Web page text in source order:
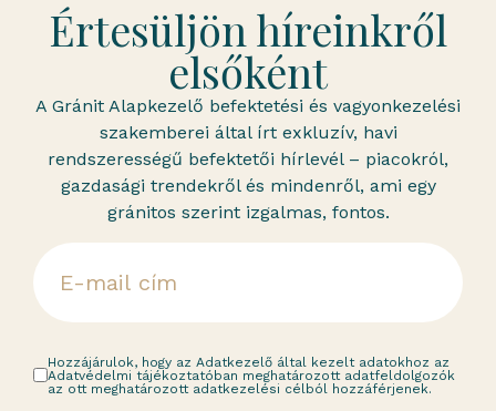
Értesüljön híreinkről
elsőként
A Gránit Alapkezelő befektetési és vagyonkezelési
szakemberei által írt exkluzív, havi
rendszerességű befektetői hírlevél – piacokról,
gazdasági trendekről és mindenről, ami egy
gránitos szerint izgalmas, fontos.
Hozzájárulok, hogy az Adatkezelő által kezelt adatokhoz az
Adatvédelmi tájékoztatóban meghatározott adatfeldolgozók
az ott meghatározott adatkezelési célból hozzáférjenek.